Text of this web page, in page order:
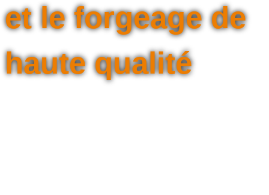
et le forgeage de
haute qualité